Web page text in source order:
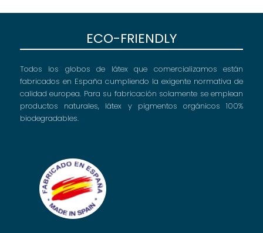
ECO-FRIENDLY
Todos los globos de látex que comercializamos están
fabricados en España cumpliendo la exigente normativa de
calidad europea. Para su fabricación solamente se emplean
productos naturales, látex y pigmentos orgánicos 100%
biodegradables.